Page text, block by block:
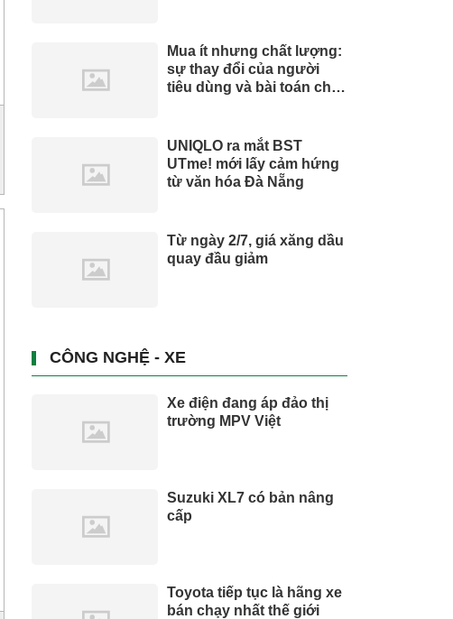
Mua ít nhưng chất lượng:
sự thay đổi của người
tiêu dùng và bài toán cho
UNIQLO ra mắt BST
UTme! mới lấy cảm hứng
từ văn hóa Đà Nẵng
Từ ngày 2/7, giá xăng dầu
quay đầu giảm
CÔNG NGHỆ - XE
Xe điện đang áp đảo thị
trường MPV Việt
Suzuki XL7 có bản nâng
cấp
Toyota tiếp tục là hãng xe
bán chạy nhất thế giới